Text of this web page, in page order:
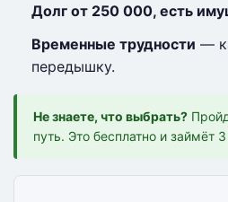
Долг от 250 000, есть
Временные трудности —
передышку.
Не знаете, что выбрать?
путь. Это бесплатно и займёт